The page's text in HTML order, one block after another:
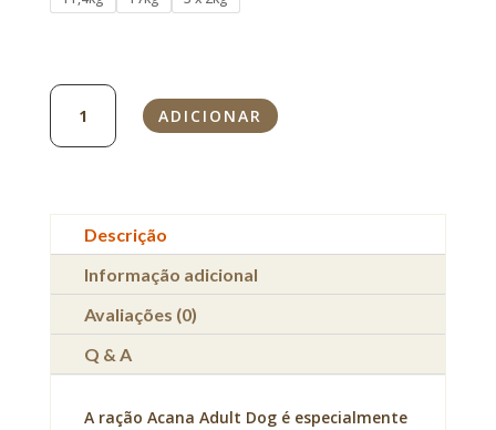
Quantidade
Acana
ADICIONAR
Descrição
Informação adicional
Avaliações (0)
Q & A
A ração Acana Adult Dog é especialmente